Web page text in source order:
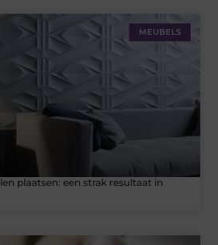
MEUBELS
plaatsen: een strak resultaat in